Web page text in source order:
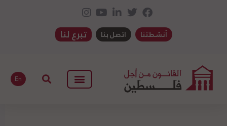
أنشطتنا اتصل بنا تبرع لنا
En